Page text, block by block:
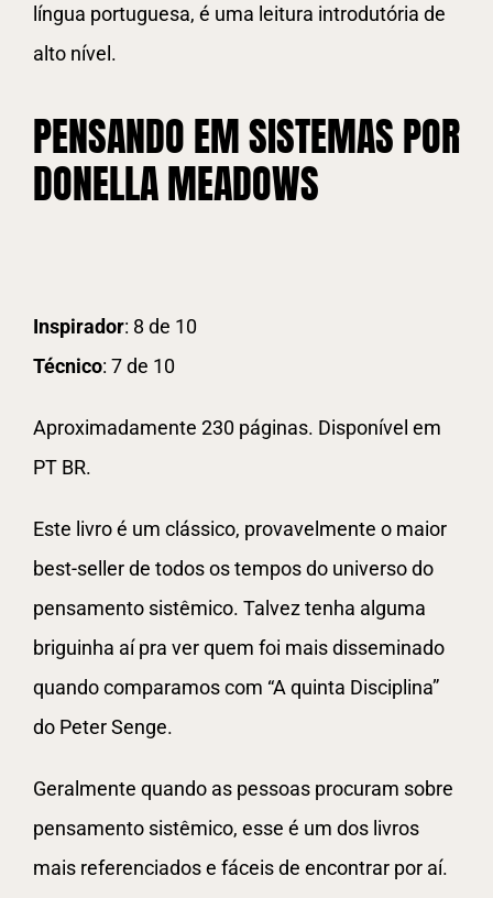
língua portuguesa, é uma leitura introdutória de
alto nível.
PENSANDO EM SISTEMAS POR
DONELLA MEADOWS
Inspirador: 8 de 10
Técnico: 7 de 10
Aproximadamente 230 páginas. Disponível em
PT BR.
Este livro é um clássico, provavelmente o maior
best-seller de todos os tempos do universo do
pensamento sistêmico. Talvez tenha alguma
briguinha aí pra ver quem foi mais disseminado
quando comparamos com “A quinta Disciplina”
do Peter Senge.
Geralmente quando as pessoas procuram sobre
pensamento sistêmico, esse é um dos livros
mais referenciados e fáceis de encontrar por aí.